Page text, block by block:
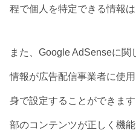
程で個人を特定できる情報は
また、Google AdSenseに
情報が広告配信事業者に使
身で設定することができま
部のコンテンツが正しく機